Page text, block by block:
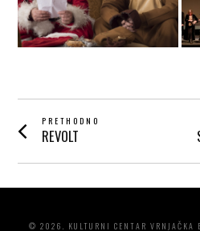
POST
NAVIGATION
PRETHODNO
Prethodni
REVOLT
© 2026. KULTURNI CENTAR VRNJAČKA